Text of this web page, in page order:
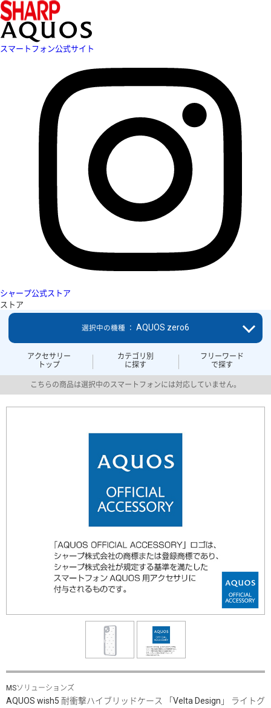
スマートフォン公式サイト
シャープ公式ストア
ストア
アクセサリー
トップ
カテゴリ別
に探す
フリーワード
で探す
選択中の機種 ： AQUOS zero6
こちらの商品は選択中のスマートフォンには対応していません。
MSソリューションズ
AQUOS wish5 耐衝撃ハイブリッドケース 「Velta Design」 ライトグ